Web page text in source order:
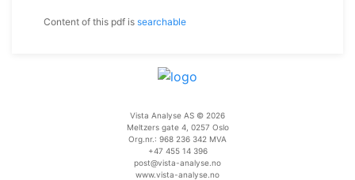
Content of this pdf is searchable
Vista Analyse AS © 2026
Meltzers gate 4, 0257 Oslo
Org.nr.: 968 236 342 MVA
+47 455 14 396
post@vista-analyse.no
www.vista-analyse.no